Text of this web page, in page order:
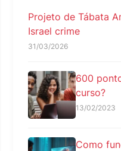
Projeto de Tábata
Israel crime
31/03/2026
600
curso?
13/02/2023
Como